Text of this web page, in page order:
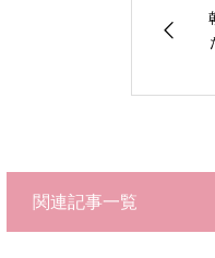
関連記事一覧